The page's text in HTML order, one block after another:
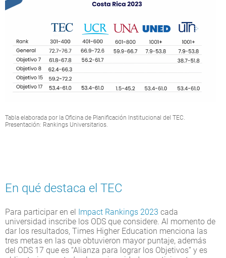
Tabla elaborada por la Oficina de Planificación Institucional del TEC.
Presentación: Rankings Universitarios.
En qué destaca el TEC
Para participar en el Impact Rankings 2023 cada
universidad inscribe los ODS que considere. Al momento de
dar los resultados, Times Higher Education menciona las
tres metas en las que obtuvieron mayor puntaje, además
del ODS 17 que es “Alianza para lograr los Objetivos” y es